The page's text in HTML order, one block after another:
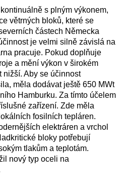
s plným výkonem,
větrných bloků, které se
částech Německa
je velmi silně závislá na
pracuje. Pokud doplňuje
a mění výkon v širokém
nižší. Aby se účinnost
měla dodávat ještě 650 MWt
Hamburku. Za tímto účelem
zařízení. Zde měla
fosilních tepláren.
elektráren a vrchol
bloky potřebují
tlakům a teplotám.
nový typ oceli na